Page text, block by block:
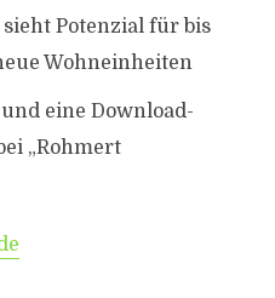
sieht Potenzial für bis
Wohneinheiten
eine Download-
„Rohmert